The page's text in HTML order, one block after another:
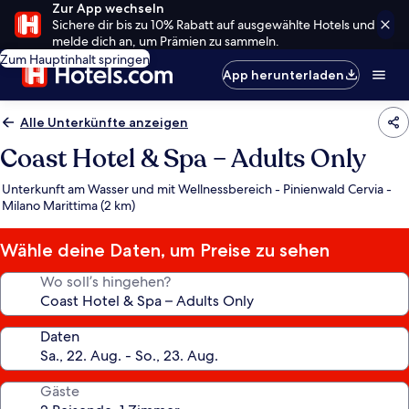
Zur App wechseln
Sichere dir bis zu 10% Rabatt auf ausgewählte Hotels und
melde dich an, um Prämien zu sammeln.
Zum Hauptinhalt springen
App herunterladen
Alle Unterkünfte anzeigen
Coast Hotel & Spa – Adults Only
Unterkunft am Wasser und mit Wellnessbereich - Pinienwald Cervia -
Milano Marittima (2 km)
Wähle deine Daten, um Preise zu sehen
Wo soll’s hingehen?
Daten
Gäste